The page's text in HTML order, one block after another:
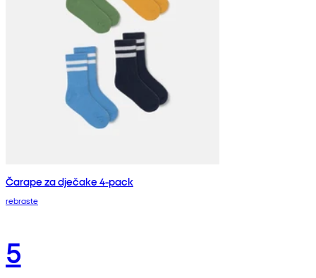
Čarape za dječake 4-pack
rebraste
5